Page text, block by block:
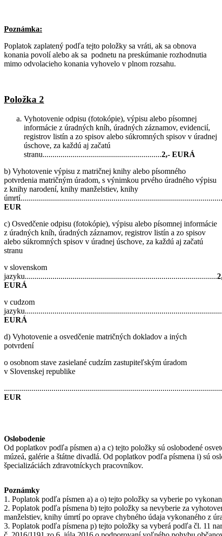
Poznámka:
Poplatok zaplatený podľa tejto položky sa vráti, ak sa obnova
konania povolí alebo ak sa podnetu na preskúmanie rozhodnutia
mimo odvolacieho konania vyhovelo v plnom rozsahu.
Položka 2
Vyhotovenie odpisu (fotokópie), výpisu alebo písomnej
informácie z úradných kníh, úradných záznamov, evidencií,
registrov listín a zo spisov alebo súkromných spisov v úradnej
úschove, za každú aj začatú
stranu............................................................2,- EURÁ
b) Vyhotovenie výpisu z matričnej knihy alebo písomného
potvrdenia matričným úradom, s výnimkou prvého úradného výpisu
z knihy narodení, knihy manželstiev, knihy
EUR
c) Osvedčenie odpisu (fotokópie), výpisu alebo písomnej informácie
z úradných kníh, úradných záznamov, registrov listín a zo spisov
alebo súkromných spisov v úradnej úschove, za každú aj začatú
stranu
v slovenskom
jazyku.................................................................................................
EURÁ
v cudzom
EURÁ
d) Vyhotovenie a osvedčenie matričných dokladov a iných
potvrdení
o osobnom stave zasielané cudzím zastupiteľským úradom
v Slovenskej republike
EUR
Oslobodenie
Od poplatkov podľa písmen a) a c) tejto položky sú oslobodené
múzeá, galérie a štátne divadlá. Od poplatkov podľa písmena i) sú
špecializáciách zdravotníckych pracovníkov.
Poznámky
1. Poplatok podľa písmen a) a o) tejto položky sa vyberie po
2. Poplatok podľa písmena b) tejto položky sa nevyberie za
manželstiev, knihy úmrtí po oprave chybného údaja vykonaného z
3. Poplatok podľa písmena p) tejto položky sa vyberá podľa čl. 11